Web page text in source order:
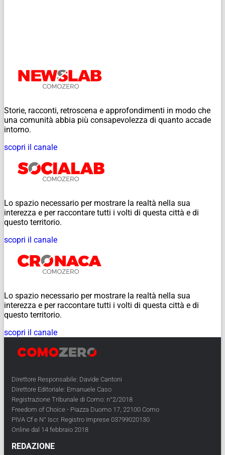
Storie, racconti, retroscena e approfondimenti in modo che
una comunità abbia più consapevolezza di quanto accade
intorno.
scopri il canale
Lo spazio necessario per mostrare la realtà nella sua
interezza e per raccontare tutti i volti di questa città e di
questo territorio.
scopri il canale
Lo spazio necessario per mostrare la realtà nella sua
interezza e per raccontare tutti i volti di questa città e di
questo territorio.
scopri il canale
Direttore Responsabile: Davide Cantoni
Direttore Editoriale: Emanuele Caso
Registrazione Tribunale di Como: n°2/2018
Freedom of Choice - Piazza Duomo 17, 22100 Como
PIVA Cf e N° Iscr. Registro Imprese 03799020130
Online dal 14 febbraio 2018
REDAZIONE